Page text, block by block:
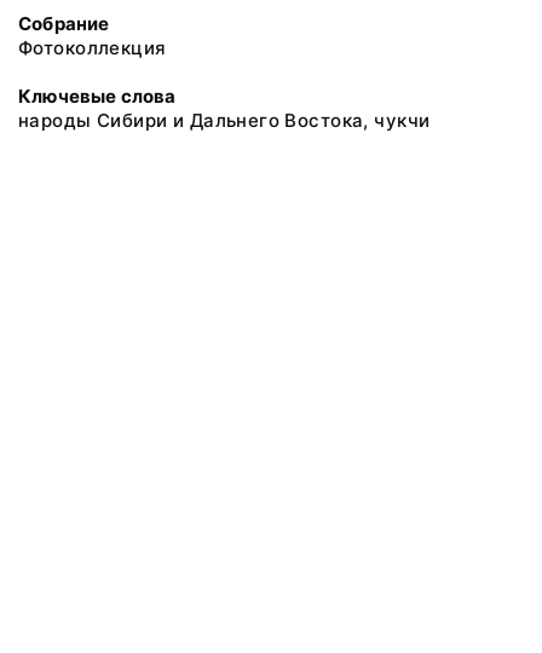
Собрание
Фотоколлекция
Ключевые слова
народы Сибири и Дальнего Востока, чукчи